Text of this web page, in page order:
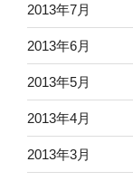
2013年7月
2013年6月
2013年5月
2013年4月
2013年3月